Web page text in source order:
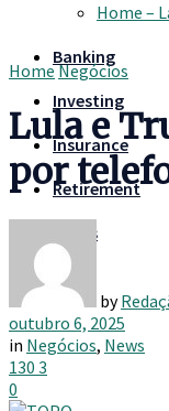
Home –
Banking
Investing
Insurance
Retirement
Taxes
HomeNegócios
Lula e
por
by
outubro 6, 2025
in Negócios, News
130 3
0